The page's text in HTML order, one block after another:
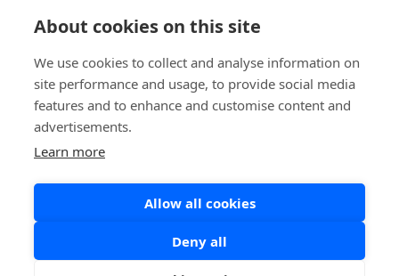
About cookies on this site
We use cookies to collect and analyse information on
site performance and usage, to provide social media
features and to enhance and customise content and
advertisements.
Learn more
Allow all cookies
Deny all
Kies uw taal / Choisissez
votre langue
Nederlands
Producten
Snelkoppelingen
Privacy